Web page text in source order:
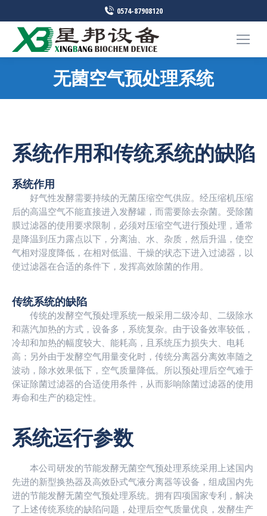
0574-87908120
无菌空气预处理系统
您在这里：
系统作用和传统系统的缺陷
系统作用
好气性发酵需要持续的无菌压缩空气供应。经压缩机压缩
后的高温空气不能直接进入发酵罐，而需要除去杂菌。受除菌
膜过滤器的使用要求限制，必须对压缩空气进行预处理，通常
是降温到压力露点以下，分离油、水、杂质，然后升温，使空
气相对湿度降低，在相对低温、干燥的状态下进入过滤器，以
使过滤器在合适的条件下，发挥高效除菌的作用。
传统系统的缺陷
传统的发酵空气预处理系统一般采用二级冷却、二级除水
和蒸汽加热的方式，设备多，系统复杂。由于设备效率较低，
冷却和加热的幅度较大、能耗高，且系统压力损失大、电耗
高；另外由于发酵空气用量变化时，传统分离器分离效率随之
波动，除水效果低下，空气质量降低。所以预处理后空气难于
保证除菌过滤器的合适使用条件，从而影响除菌过滤器的使用
寿命和生产的稳定性。
系统运行参数
本公司研发的节能发酵无菌空气预处理系统采用上述国内
先进的新型换热器及高效卧式气液分离器等设备，组成国内先
进的节能发酵无菌空气预处理系统。拥有四项国家专利，解决
了上述传统系统的缺陷问题，处理后空气质量优良，发酵生产